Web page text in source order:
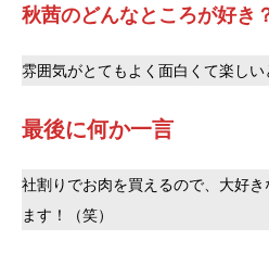
秋茜のどんなところが好き
雰囲気がとてもよく面白くて楽しい
最後に何か一言
社割りでお肉を買えるので、大好
ます！（笑）